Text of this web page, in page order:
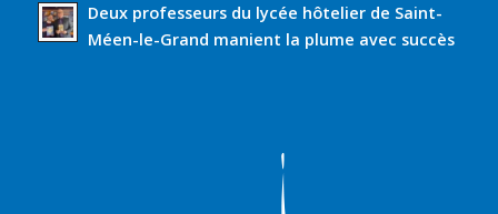
Deux professeurs du lycée hôtelier de Saint-
Méen-le-Grand manient la plume avec succès